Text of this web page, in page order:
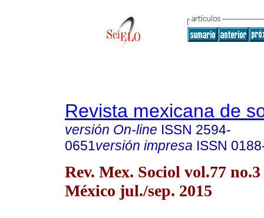
Revista mexicana de
versión On-line ISSN 2594-
0651versión impresa ISSN
Rev. Mex. Sociol vol.77
México jul./sep. 2015